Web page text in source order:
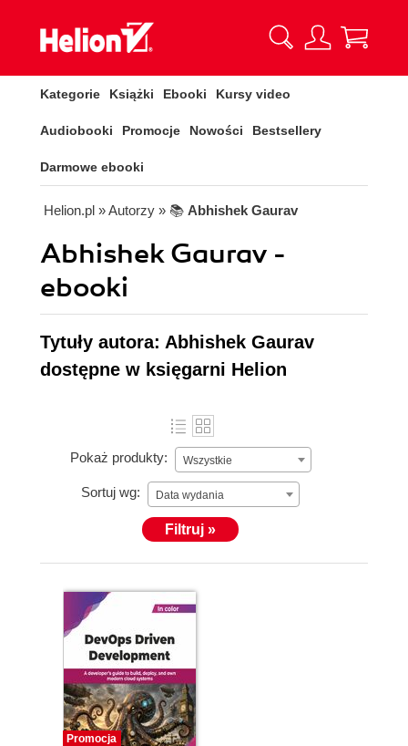
Kategorie Książki Ebooki Kursy video
Audiobooki Promocje Nowości Bestsellery
Darmowe ebooki
Helion.pl » Autorzy » 📚 Abhishek Gaurav
Abhishek Gaurav -
ebooki
Tytuły autora: Abhishek Gaurav
dostępne w księgarni Helion
Pokaż produkty: Wszystkie
Sortuj wg: Data wydania
Filtruj »
Promocja